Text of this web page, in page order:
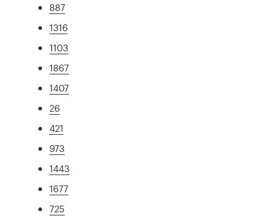
887
1316
1103
1867
1407
26
421
973
1443
1677
725